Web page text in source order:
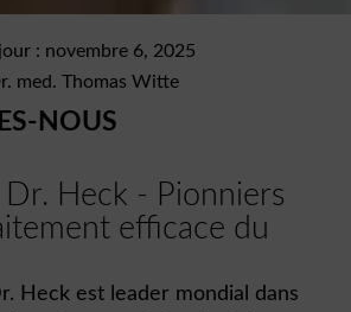
: novembre 6, 2025
med. Thomas Witte
NOUS
Dr. Heck - Pionniers
efficace du
Heck est leader mondial dans